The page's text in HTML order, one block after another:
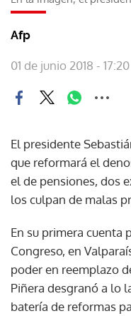
Afp
01 de junio 2018 - 17:20
El presidente
que reformará el
el de pensiones, dos
los culpan de malas
En su primera cuenta
Congreso, en
poder en reemplazo
Piñera desgranó a lo
batería de reformas